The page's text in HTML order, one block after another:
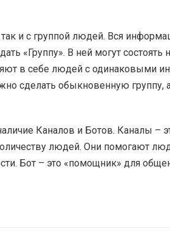
и с группой людей. Вся
«Группу». В ней могут состоять
в себе людей с одинаковыми
сделать обыкновенную группу,
Каналов и Ботов. Каналы –
людей. Они помогают
Бот – это «помощник» для